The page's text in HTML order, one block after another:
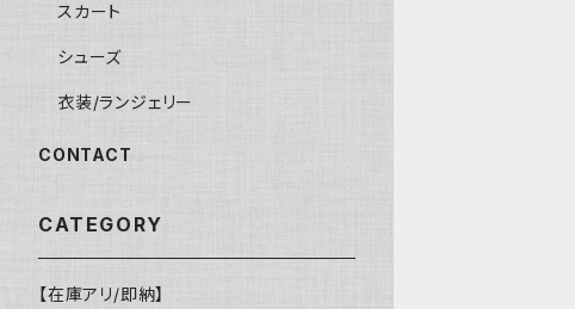
スカート
シューズ
衣装/ランジェリー
CONTACT
CATEGORY
【在庫アリ/即納】